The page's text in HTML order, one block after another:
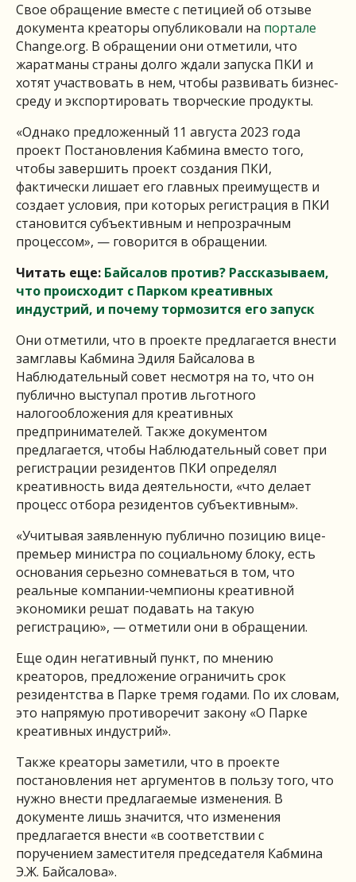
Свое обращение вместе с петицией об отзыве
документа креаторы опубликовали на портале
Сhange.org. В обращении они отметили, что
жаратманы страны долго ждали запуска ПКИ и
хотят участвовать в нем, чтобы развивать бизнес-
среду и экспортировать творческие продукты.
«Однако предложенный 11 августа 2023 года
проект Постановления Кабмина вместо того,
чтобы завершить проект создания ПКИ,
фактически лишает его главных преимуществ и
создает условия, при которых регистрация в ПКИ
становится субъективным и непрозрачным
процессом», — говорится в обращении.
Читать еще: Байсалов против? Рассказываем,
что происходит с Парком креативных
индустрий, и почему тормозится его запуск
Они отметили, что в проекте предлагается внести
замглавы Кабмина Эдиля Байсалова в
Наблюдательный совет несмотря на то, что он
публично выступал против льготного
налогообложения для креативных
предпринимателей. Также документом
предлагается, чтобы Наблюдательный совет при
регистрации резидентов ПКИ определял
креативность вида деятельности, «что делает
процесс отбора резидентов субъективным».
«Учитывая заявленную публично позицию вице-
премьер министра по социальному блоку, есть
основания серьезно сомневаться в том, что
реальные компании-чемпионы креативной
экономики решат подавать на такую
регистрацию», — отметили они в обращении.
Еще один негативный пункт, по мнению
креаторов, предложение ограничить срок
резидентства в Парке тремя годами. По их словам,
это напрямую противоречит закону «О Парке
креативных индустрий».
Также креаторы заметили, что в проекте
постановления нет аргументов в пользу того, что
нужно внести предлагаемые изменения. В
документе лишь значится, что изменения
предлагается внести «в соответствии с
поручением заместителя председателя Кабмина
Э.Ж. Байсалова».